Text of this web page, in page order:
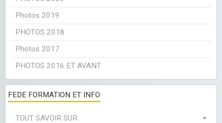
Photos 2019
PHOTOS 2018
Photos 2017
PHOTOS 2016 ET AVANT
FEDE FORMATION ET INFO
TOUT SAVOIR SUR